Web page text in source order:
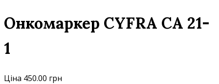
Онкомаркер CYFRA СА 21-
1
Ціна 450.00 грн